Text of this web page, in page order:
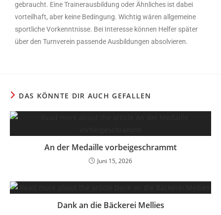
gebraucht. Eine Trainerausbildung oder Ähnliches ist dabei
vorteilhaft, aber keine Bedingung. Wichtig wären allgemeine
sportliche Vorkenntnisse. Bei Interesse können Helfer später
über den Turnverein passende Ausbildungen absolvieren.
DAS KÖNNTE DIR AUCH GEFALLEN
An der Medaille vorbeigeschrammt
Juni 15, 2026
Dank an die Bäckerei Mellies